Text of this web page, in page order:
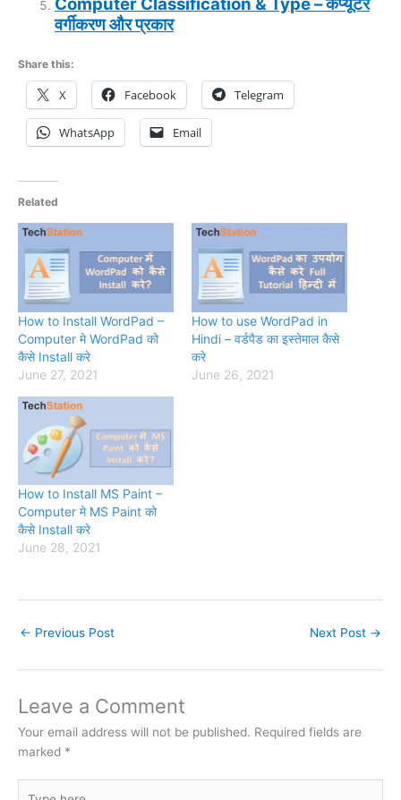
वर्गीकरण और प्रकार
Share this:
X Facebook Telegram
WhatsApp Email
Related
How to Install WordPad –
Computer मे WordPad को
कैसे Install करे
June 27, 2021
How to use WordPad in
Hindi – वर्डपैड का इस्तेमाल कैसे
करे
June 26, 2021
How to Install MS Paint –
Computer मे MS Paint को
कैसे Install करे
June 28, 2021
← Previous Post Next Post →
Leave a Comment
Your email address will not be published. Required fields are
marked *